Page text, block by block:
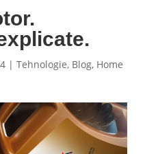
| Tehnologie, Blog, Home